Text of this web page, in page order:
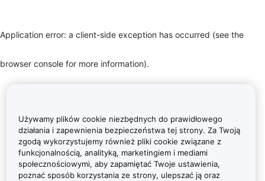
Application error: a client-side exception has occurred (see the
browser console for more information).
Używamy plików cookie niezbędnych do prawidłowego
działania i zapewnienia bezpieczeństwa tej strony. Za Twoją
zgodą wykorzystujemy również pliki cookie związane z
funkcjonalnością, analityką, marketingiem i mediami
społecznościowymi, aby zapamiętać Twoje ustawienia,
poznać sposób korzystania ze strony, ulepszać ją oraz